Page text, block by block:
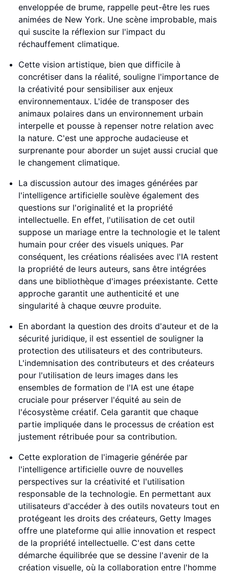
enveloppée de brume, rappelle peut-être les rues
animées de New York. Une scène improbable, mais
qui suscite la réflexion sur l'impact du
réchauffement climatique.
Cette vision artistique, bien que difficile à
concrétiser dans la réalité, souligne l'importance de
la créativité pour sensibiliser aux enjeux
environnementaux. L'idée de transposer des
animaux polaires dans un environnement urbain
interpelle et pousse à repenser notre relation avec
la nature. C'est une approche audacieuse et
surprenante pour aborder un sujet aussi crucial que
le changement climatique.
La discussion autour des images générées par
l'intelligence artificielle soulève également des
questions sur l'originalité et la propriété
intellectuelle. En effet, l'utilisation de cet outil
suppose un mariage entre la technologie et le talent
humain pour créer des visuels uniques. Par
conséquent, les créations réalisées avec l'IA restent
la propriété de leurs auteurs, sans être intégrées
dans une bibliothèque d'images préexistante. Cette
approche garantit une authenticité et une
singularité à chaque œuvre produite.
En abordant la question des droits d'auteur et de la
sécurité juridique, il est essentiel de souligner la
protection des utilisateurs et des contributeurs.
L'indemnisation des contributeurs et des créateurs
pour l'utilisation de leurs images dans les
ensembles de formation de l'IA est une étape
cruciale pour préserver l'équité au sein de
l'écosystème créatif. Cela garantit que chaque
partie impliquée dans le processus de création est
justement rétribuée pour sa contribution.
Cette exploration de l'imagerie générée par
l'intelligence artificielle ouvre de nouvelles
perspectives sur la créativité et l'utilisation
responsable de la technologie. En permettant aux
utilisateurs d'accéder à des outils novateurs tout en
protégeant les droits des créateurs, Getty Images
offre une plateforme qui allie innovation et respect
de la propriété intellectuelle. C'est dans cette
démarche équilibrée que se dessine l'avenir de la
création visuelle, où la collaboration entre l'homme